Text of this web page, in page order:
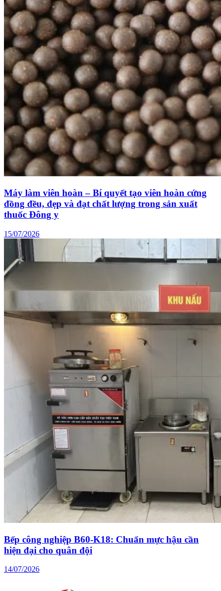
Máy làm viên hoàn – Bí quyết tạo viên hoàn cứng
đồng đều, đẹp và đạt chất lượng trong sản xuất
thuốc Đông y
15/07/2026
Bếp công nghiệp B60-K18: Chuẩn mực hậu cần
hiện đại cho quân đội
14/07/2026